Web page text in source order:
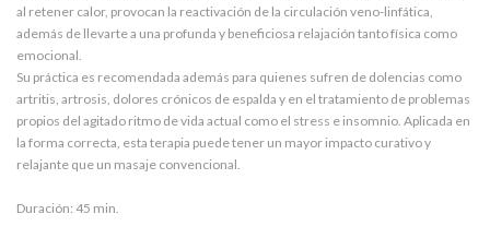
al retener calor, provocan la reactivación de la circulación veno-linfática,
además de llevarte a una profunda y beneficiosa relajación tanto física como
emocional.
Su práctica es recomendada además para quienes sufren de dolencias como
artritis, artrosis, dolores crónicos de espalda y en el tratamiento de problemas
propios del agitado ritmo de vida actual como el stress e insomnio. Aplicada en
la forma correcta, esta terapia puede tener un mayor impacto curativo y
relajante que un masaje convencional.
Duración: 45 min.